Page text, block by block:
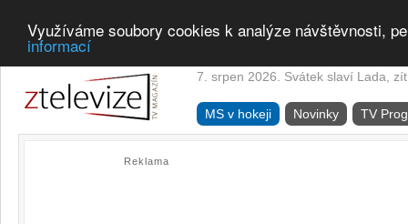
Využíváme soubory cookies k analýze návštěvnosti,
informací
7. srpen 2026. Svátek slaví Lada,
MS v hokeji Novinky TV
Reklama